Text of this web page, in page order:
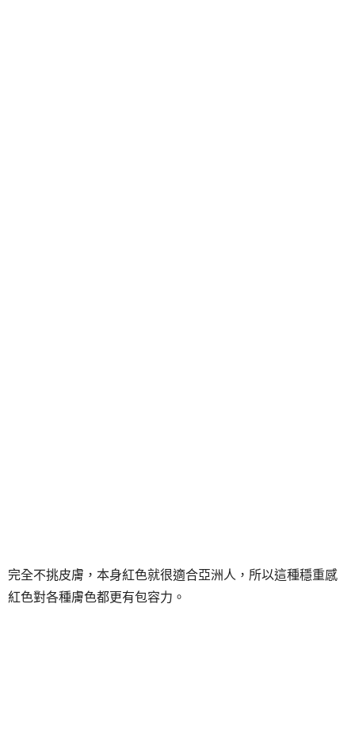
完全不挑皮膚，本身紅色就很適合亞洲人，所以這種穩重感
紅色對各種膚色都更有包容力。